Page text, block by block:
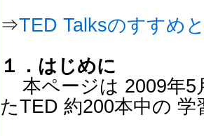
⇒TED Talksのすすめ
１．はじめに
本ページは 2009年5
たTED 約200本中の 学